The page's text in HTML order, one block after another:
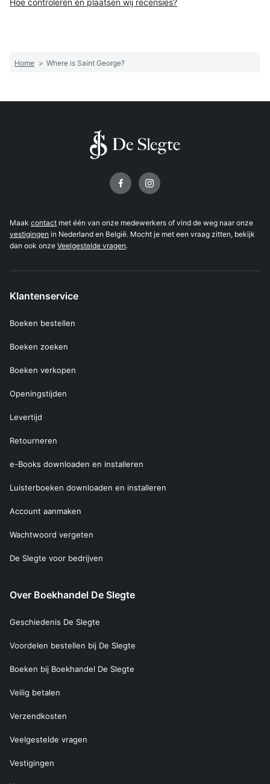
Hoe controleren en plaatsen wij recensies?
Home > Where is Saint George?
Maak contact met één van onze medewerkers of vind de weg naar onze
vestigingen in Nederland en België. Mocht je met een vraag zitten, bekijk
dan ook onze Veelgestelde vragen.
Klantenservice
Boeken bestellen
Boeken zoeken
Boeken verkopen
Openingstijden
Levertijd
Retourneren
e-Books downloaden en installeren
Luisterboeken downloaden en installeren
Account aanmaken
Wachtwoord vergeten
De Slegte voor bedrijven
Over Boekhandel De Slegte
Geschiedenis De Slegte
Voordelen bestellen bij De Slegte
Boeken bij Boekhandel De Slegte
Veilig betalen
Verzendkosten
Veelgestelde vragen
Vestigingen